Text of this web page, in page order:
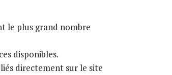
le plus grand nombre
disponibles.
directement sur le site